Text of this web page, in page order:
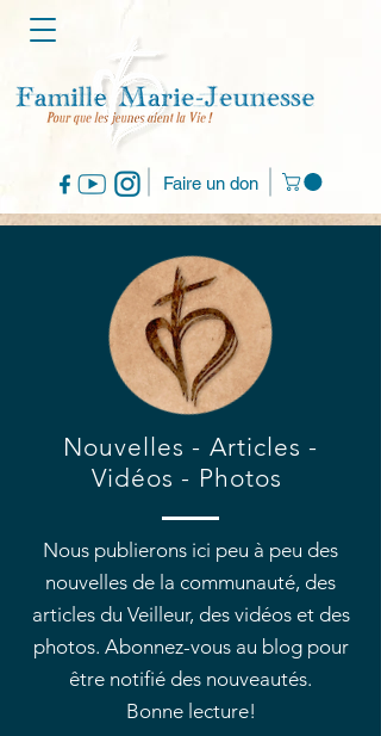
Faire un don
Nouvelles - Articles -
Vidéos - Photos
Nous publierons ici peu à peu des
nouvelles de la communauté, des
articles du Veilleur, des vidéos et des
photos. Abonnez-vous au blog pour
être notifié des nouveautés.
Bonne lecture!